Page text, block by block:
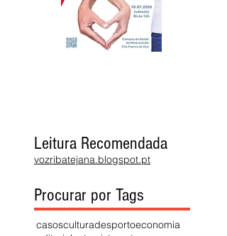
Leitura Recomendada
vozribatejana.blogspot.pt
Procurar por Tags
casosculturadesportoeconomia